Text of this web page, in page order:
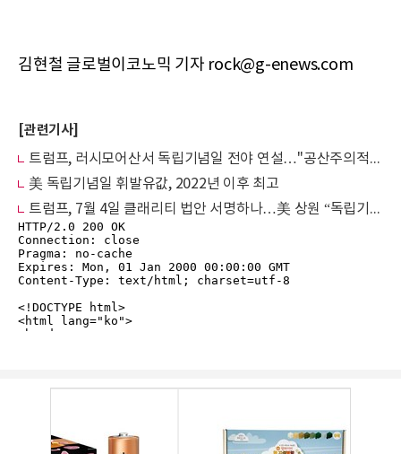
김현철 글로벌이코노믹 기자 rock@g-enews.com
[관련기사]
트럼프, 러시모어산서 독립기념일 전야 연설…"공산주의적 사상이 미 위협"
美 독립기념일 휘발유값, 2022년 이후 최고
트럼프, 7월 4일 클래리티 법안 서명하나…美 상원 “독립기념일 전 발효 확신”